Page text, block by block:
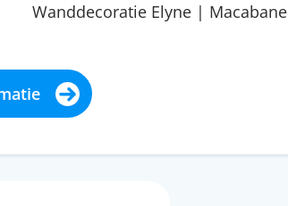
Wanddecoratie Elyne | Macabane